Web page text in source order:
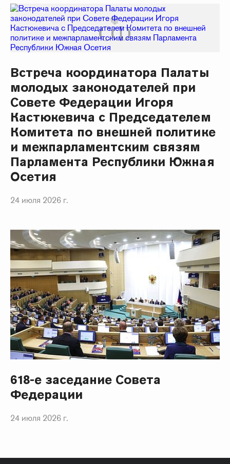
Встреча координатора Палаты
молодых законодателей при
Совете Федерации Игоря
Кастюкевича с Председателем
Комитета по внешней политике
и межпарламентским связям
Парламента Республики Южная
Осетия
24 июля 2026 г.
618-е заседание Совета
Федерации
24 июля 2026 г.